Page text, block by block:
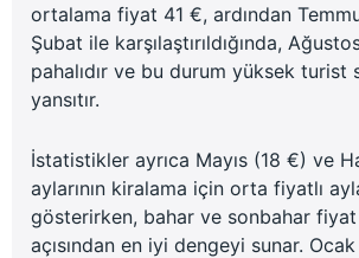
ortalama fiyat 41 €, ardından
Şubat ile karşılaştırıldığında,
pahalıdır ve bu durum yüksek turist
yansıtır.
İstatistikler ayrıca Mayıs (18 €) ve
aylarının kiralama için orta fiyatlı
gösterirken, bahar ve sonbahar
açısından en iyi dengeyi sunar.